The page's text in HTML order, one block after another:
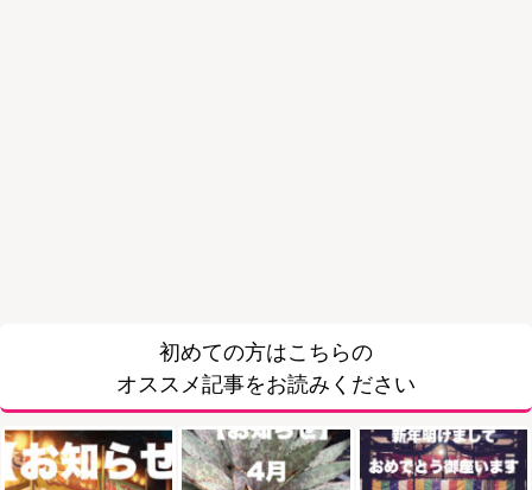
初めての方はこちらの
オススメ記事をお読みください